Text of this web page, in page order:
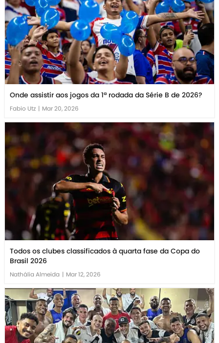
Onde assistir aos jogos da 1ª rodada da Série B de 2026?
Fabio Utz | Mar 20, 2026
Todos os clubes classificados à quarta fase da Copa do
Brasil 2026
Nathália Almeida | Mar 12, 2026